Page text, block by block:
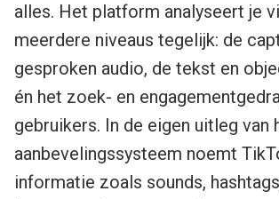
alles. Het platform analyseert je
meerdere niveaus tegelijk: de
gesproken audio, de tekst en
én het zoek- en
gebruikers. In de eigen uitleg van
aanbevelingssysteem noemt
informatie zoals sounds,